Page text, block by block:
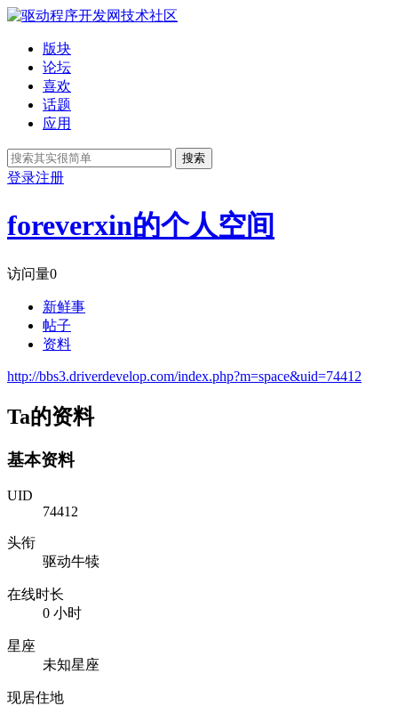
版块
论坛
喜欢
话题
应用
搜索
登录注册
foreverxin的个人空间
访问量0
新鲜事
帖子
资料
http://bbs3.driverdevelop.com/index.php?m=space&uid=74412
Ta的资料
基本资料
UID
74412
头衔
驱动牛犊
在线时长
0 小时
星座
未知星座
现居住地